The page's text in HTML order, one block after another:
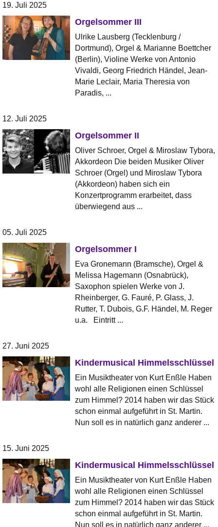
19. Juli 2025
Orgelsommer III
Ulrike Lausberg (Tecklenburg /
Dortmund), Orgel & Marianne Boettcher
(Berlin), Violine Werke von Antonio
Vivaldi, Georg Friedrich Händel, Jean-
Marie Leclair, Maria Theresia von
Paradis, ...
12. Juli 2025
Orgelsommer II
Oliver Schroer, Orgel & Miroslaw Tybora,
Akkordeon Die beiden Musiker Oliver
Schroer (Orgel) und Miroslaw Tybora
(Akkordeon) haben sich ein
Konzertprogramm erarbeitet, dass
überwiegend aus ...
05. Juli 2025
Orgelsommer I
Eva Gronemann (Bramsche), Orgel &
Melissa Hagemann (Osnabrück),
Saxophon spielen Werke von J.
Rheinberger, G. Fauré, P. Glass, J.
Rutter, T. Dubois, G.F. Händel, M. Reger
u.a. Eintritt ...
27. Juni 2025
Kindermusical Himmelsschlüssel
Ein Musiktheater von Kurt Enßle Haben
wohl alle Religionen einen Schlüssel
zum Himmel? 2014 haben wir das Stück
schon einmal aufgeführt in St. Martin.
Nun soll es in natürlich ganz anderer ...
15. Juni 2025
Kindermusical Himmelsschlüssel
Ein Musiktheater von Kurt Enßle Haben
wohl alle Religionen einen Schlüssel
zum Himmel? 2014 haben wir das Stück
schon einmal aufgeführt in St. Martin.
Nun soll es in natürlich ganz anderer ...